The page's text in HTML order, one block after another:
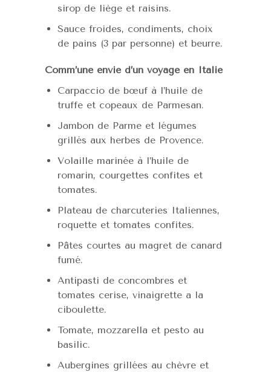
sirop de liège et raisins.
Sauce froides, condiments, choix
de pains (3 par personne) et beurre.
Comm’une envie d’un voyage en Italie
Carpaccio de bœuf à l’huile de
truffe et copeaux de Parmesan.
Jambon de Parme et légumes
grillés aux herbes de Provence.
Volaille marinée à l’huile de
romarin, courgettes confites et
tomates.
Plateau de charcuteries Italiennes,
roquette et tomates confites.
Pâtes courtes au magret de canard
fumé.
Antipasti de concombres et
tomates cerise, vinaigrette a la
ciboulette.
Tomate, mozzarella et pesto au
basilic.
Aubergines grillées au chèvre et